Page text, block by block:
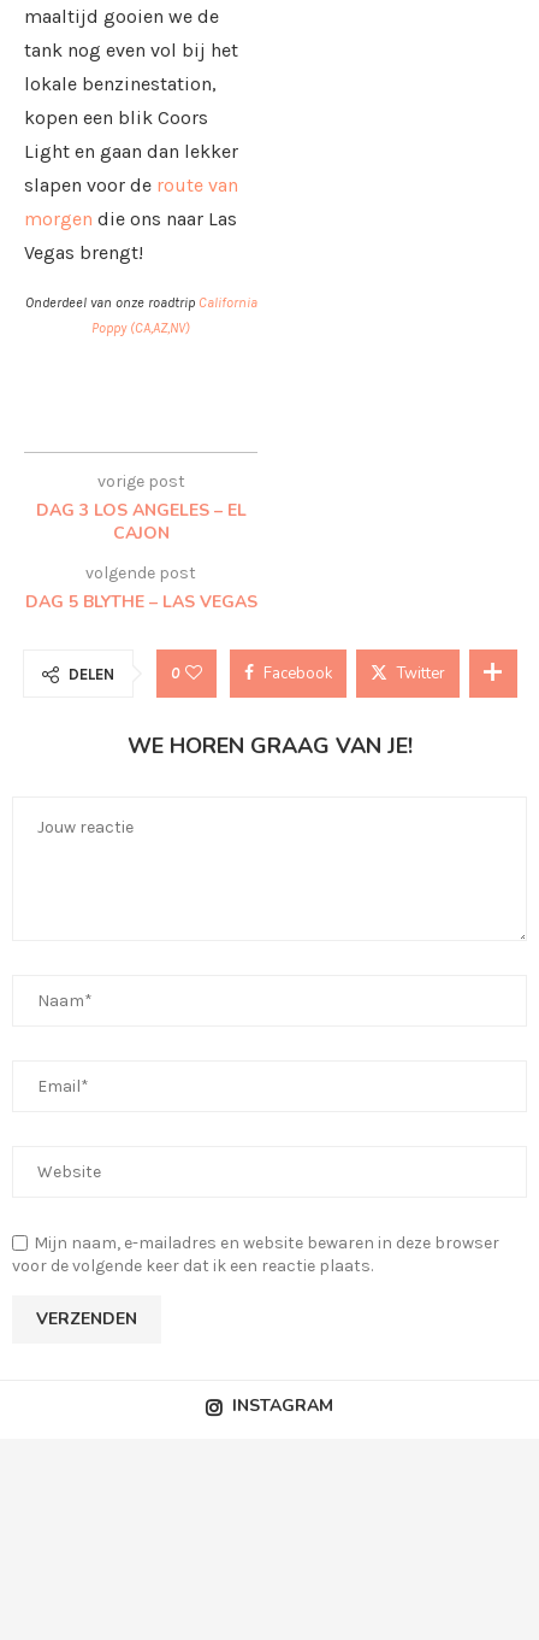
maaltijd gooien we de
tank nog even vol bij het
lokale benzinestation,
kopen een blik Coors
Light en gaan dan lekker
slapen voor de route van
morgen die ons naar Las
Vegas brengt!
Onderdeel van onze roadtrip California
Poppy (CA,AZ,NV)
vorige post
DAG 3 LOS ANGELES – EL
CAJON
volgende post
DAG 5 BLYTHE – LAS VEGAS
DELEN 0 Facebook Twitter
WE HOREN GRAAG VAN JE!
Mijn naam, e-mailadres en website bewaren in deze browser
voor de volgende keer dat ik een reactie plaats.
INSTAGRAM